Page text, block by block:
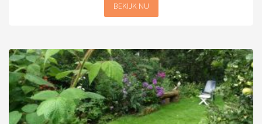
BEKIJK NU